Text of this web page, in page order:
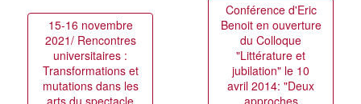
15-16 novembre
2021/ Rencontres
universitaires :
Transformations et
mutations dans les
arts du spectacle
Conférence d'Eric
Benoit en ouverture
du Colloque
"Littérature et
jubilation" le 10
avril 2014: "Deux
approches